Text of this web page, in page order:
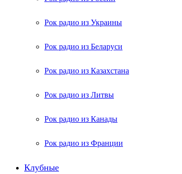
Рок радио из Украины
Рок радио из Беларуси
Рок радио из Казахстана
Рок радио из Литвы
Рок радио из Канады
Рок радио из Франции
Клубные